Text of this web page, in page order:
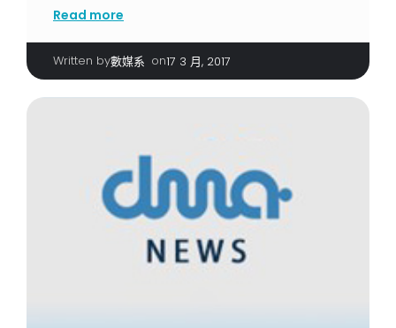
Read more
Written by數媒系 on17 3 月, 2017